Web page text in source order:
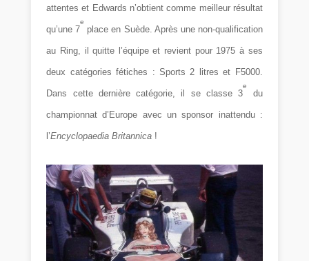
attentes et Edwards n’obtient comme meilleur résultat
qu’une 7
e
place en Suède. Après une non-qualification
au Ring, il quitte l’équipe et revient pour 1975 à ses
deux catégories fétiches : Sports 2 litres et F5000.
Dans cette dernière catégorie, il se classe 3
e
du
championnat d’Europe avec un sponsor inattendu :
l’Encyclopaedia Britannica !